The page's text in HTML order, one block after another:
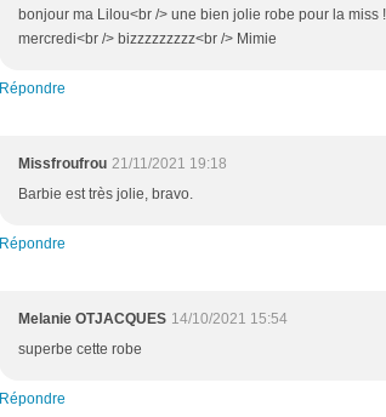
bonjour ma Lilou<br /> une bien jolie robe pour la miss
mercredi<br /> bizzzzzzzzz<br /> Mimie
Répondre
Missfroufrou 21/11/2021 19:18
Barbie est très jolie, bravo.
Répondre
Melanie OTJACQUES 14/10/2021 15:54
superbe cette robe
Répondre